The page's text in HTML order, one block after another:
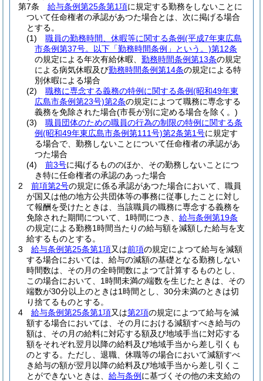
第7条
給与条例第25条第1項に規定する勤務をしないことに
ついて任命権者の承認があつた場合とは、次に掲げる場合
とする。
(1)
職員の勤務時間、休暇等に関する条例(平成7年東広島
市条例第37号。以下「勤務時間条例」という。)第12条
の規定による年次有給休暇、 勤務時間条例第13条の規定
による病気休暇及び勤務時間条例第14条の規定による特
別休暇による場合
(2)
職務に専念する義務の特例に関する条例(昭和49年東
広島市条例第23号)第2条の規定によつて職務に専念する
義務を免除された場合(市長が別に定める場合を除く。)
(3)
職員団体のための職員の行為の制限の特例に関する条
例(昭和49年東広島市条例第111号)第2条第1号に規定す
る場合で、勤務しないことについて任命権者の承認があ
つた場合
(4)
前3号に掲げるもののほか、その勤務しないことにつ
き特に任命権者の承認のあった場合
2
前項第2号の規定に係る承認があつた場合において、職員
が国又は他の地方公共団体等の事務に従事したことに対し
て報酬を受けたときは、当該職員の職務に専念する義務を
免除された期間について、1時間につき、 給与条例第19条
の規定による勤務1時間当たりの給与額を減額した給与を支
給するものとする。
3
給与条例第25条第1項又は前項の規定によつて給与を減額
する場合においては、給与の減額の基礎となる勤務しない
時間数は、その月の全時間数によつて計算するものとし、
この場合において、1時間未満の端数を生じたときは、その
端数が30分以上のときは1時間とし、30分未満のときは切
り捨てるものとする。
4
給与条例第25条第1項又は第2項の規定によつて給与を減
額する場合においては、その月における減額すべき給与の
額は、その月の給料に対応する額及び地域手当に対応する
額をそれぞれ翌月以降の給料及び地域手当から差し引くも
のとする。 ただし、退職、休職等の場合において減額すべ
き給与の額が翌月以降の給料及び地域手当から差し引くこ
とができないときは、 給与条例 に基づくその他の未支給の